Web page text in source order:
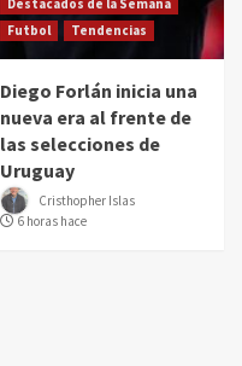
Destacados de la Semana
Futbol
Tendencias
Diego Forlán inicia una
nueva era al frente de
las selecciones de
Uruguay
Cristhopher Islas
6 horas hace